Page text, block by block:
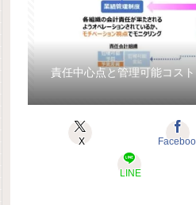
責任中心点と管理可能コス
X
LINE